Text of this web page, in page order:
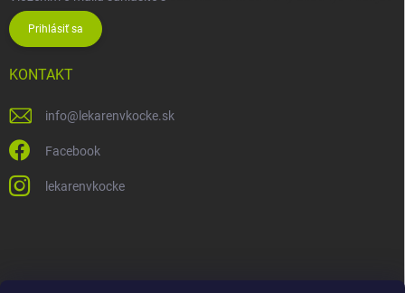
Prihlásiť sa
KONTAKT
info@ lekarenvkocke.sk
Facebook
lekarenvkocke